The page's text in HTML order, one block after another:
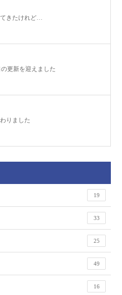
きたけれど…
更新を迎えました
りました
19
33
25
49
16